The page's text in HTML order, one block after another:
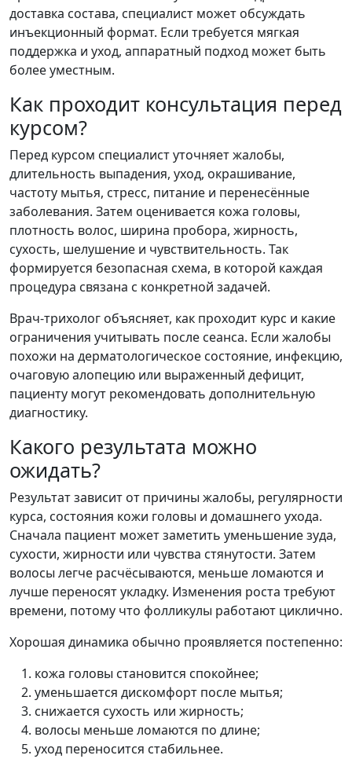
доставка состава, специалист может обсуждать
инъекционный формат. Если требуется мягкая
поддержка и уход, аппаратный подход может быть
более уместным.
Как проходит консультация перед
курсом?
Перед курсом специалист уточняет жалобы,
длительность выпадения, уход, окрашивание,
частоту мытья, стресс, питание и перенесённые
заболевания. Затем оценивается кожа головы,
плотность волос, ширина пробора, жирность,
сухость, шелушение и чувствительность. Так
формируется безопасная схема, в которой каждая
процедура связана с конкретной задачей.
Врач-трихолог объясняет, как проходит курс и какие
ограничения учитывать после сеанса. Если жалобы
похожи на дерматологическое состояние, инфекцию,
очаговую алопецию или выраженный дефицит,
пациенту могут рекомендовать дополнительную
диагностику.
Какого результата можно
ожидать?
Результат зависит от причины жалобы, регулярности
курса, состояния кожи головы и домашнего ухода.
Сначала пациент может заметить уменьшение зуда,
сухости, жирности или чувства стянутости. Затем
волосы легче расчёсываются, меньше ломаются и
лучше переносят укладку. Изменения роста требуют
времени, потому что фолликулы работают циклично.
Хорошая динамика обычно проявляется постепенно:
кожа головы становится спокойнее;
уменьшается дискомфорт после мытья;
снижается сухость или жирность;
волосы меньше ломаются по длине;
уход переносится стабильнее.